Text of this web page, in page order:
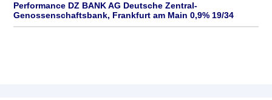
Performance DZ BANK AG Deutsche Zentral-
Genossenschaftsbank, Frankfurt am Main 0,9% 19/34